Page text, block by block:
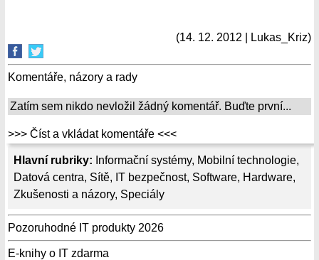
Hlavní rubriky: Informační systémy, Mobilní technologie,
Datová centra, Sítě, IT bezpečnost, Software, Hardware,
Zkušenosti a názory, Speciály
Pozoruhodné IT produkty 2026
E-knihy o IT zdarma
(14. 12. 2012 | Lukas_Kriz)
Komentáře, názory a rady
Zatím sem nikdo nevložil žádný komentář. Buďte první...
>>> Číst a vkládat komentáře <<<